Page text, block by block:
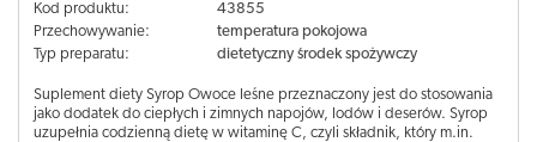
Kod produktu:
43855
Przechowywanie:
temperatura pokojowa
Typ preparatu:
dietetyczny środek spożywczy
Suplement diety Syrop Owoce leśne przeznaczony jest do stosowania
jako dodatek do ciepłych i zimnych napojów, lodów i deserów. Syrop
uzupełnia codzienną dietę w witaminę C, czyli składnik, który m.in.